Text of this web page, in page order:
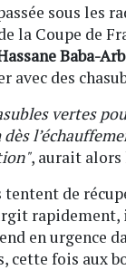
sous les
la Coupe de
Baba-
avec des
vertes
, aurait
de
rapidement,
en urgence
cette fois aux